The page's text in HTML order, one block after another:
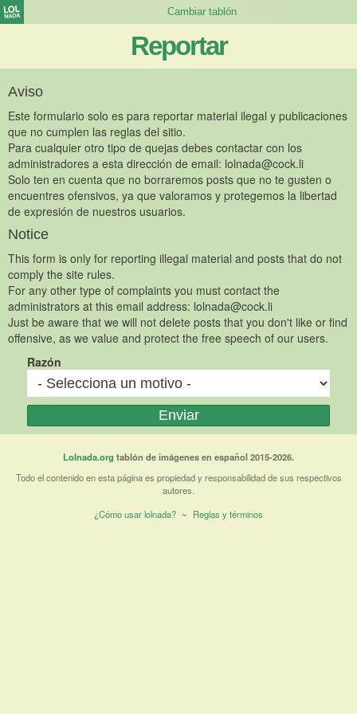
Reportar
Aviso
Este formulario solo es para reportar material ilegal y publicaciones
que no cumplen las reglas del sitio.
Para cualquier otro tipo de quejas debes contactar con los
administradores a esta dirección de email: lolnada@cock.li
Solo ten en cuenta que no borraremos posts que no te gusten o
encuentres ofensivos, ya que valoramos y protegemos la libertad
de expresión de nuestros usuarios.
Notice
This form is only for reporting illegal material and posts that do not
comply the site rules.
For any other type of complaints you must contact the
administrators at this email address: lolnada@cock.li
Just be aware that we will not delete posts that you don't like or find
offensive, as we value and protect the free speech of our users.
Razón
Lolnada.org tablón de imágenes en español 2015-2026.
Todo el contenido en esta página es propiedad y responsabilidad de sus respectivos
autores.
¿Cómo usar lolnada? ~ Reglas y términos